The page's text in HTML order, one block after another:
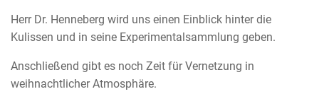
Herr Dr. Henneberg wird uns einen Einblick hinter die
Kulissen und in seine Experimentalsammlung geben.
Anschließend gibt es noch Zeit für Vernetzung in
weihnachtlicher Atmosphäre.